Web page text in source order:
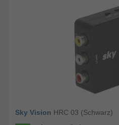
Sky Vision HRC 03 (Schwarz)